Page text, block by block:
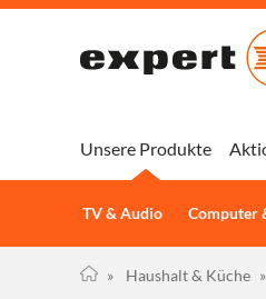
Unsere Produkte
TV & Audio Computer
» Haushalt & Küche »